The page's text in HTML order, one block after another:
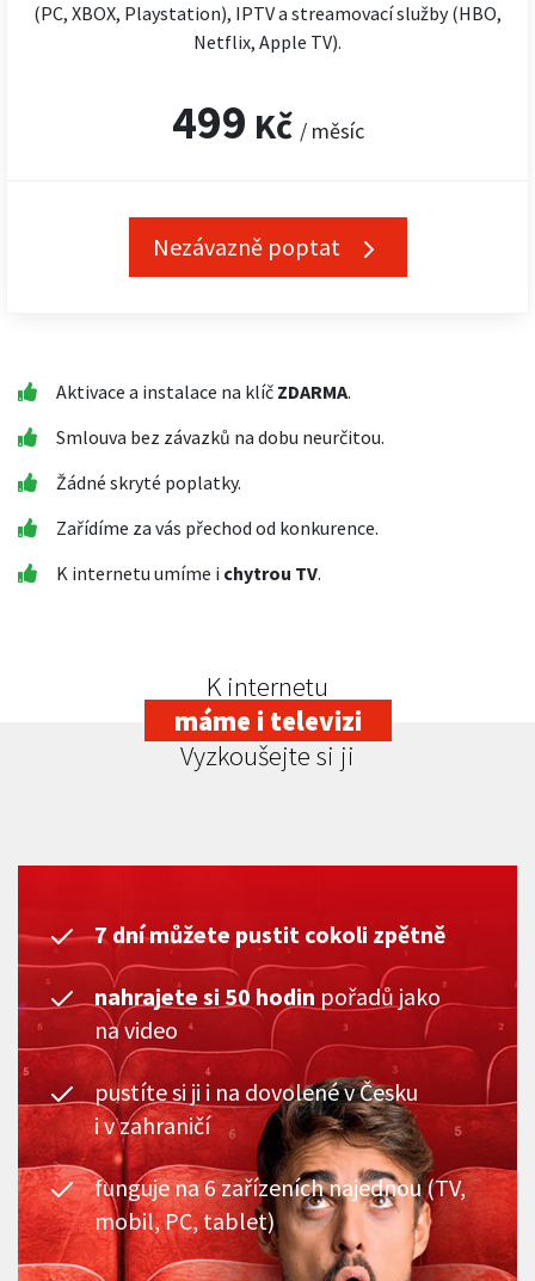
(PC, XBOX, Playstation), IPTV a streamovací služby (HBO,
Netflix, Apple TV).
499 Kč / měsíc
Nezávazně poptat
Aktivace a instalace na klíč ZDARMA.
Smlouva bez závazků na dobu neurčitou.
Žádné skryté poplatky.
Zařídíme za vás přechod od konkurence.
K internetu umíme i chytrou TV.
K internetu
máme i televizi
Vyzkoušejte si ji
7 dní můžete pustit cokoli zpětně
nahrajete si 50 hodin pořadů jako
na video
pustíte si ji i na dovolené v Česku
i v zahraničí
funguje na 6 zařízeních najednou (TV,
mobil, PC, tablet)